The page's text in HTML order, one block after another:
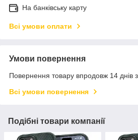
На банківську карту
Всі умови оплати
Умови повернення
Повернення товару впродовж 14 днів
Всі умови повернення
Подібні товари компанії